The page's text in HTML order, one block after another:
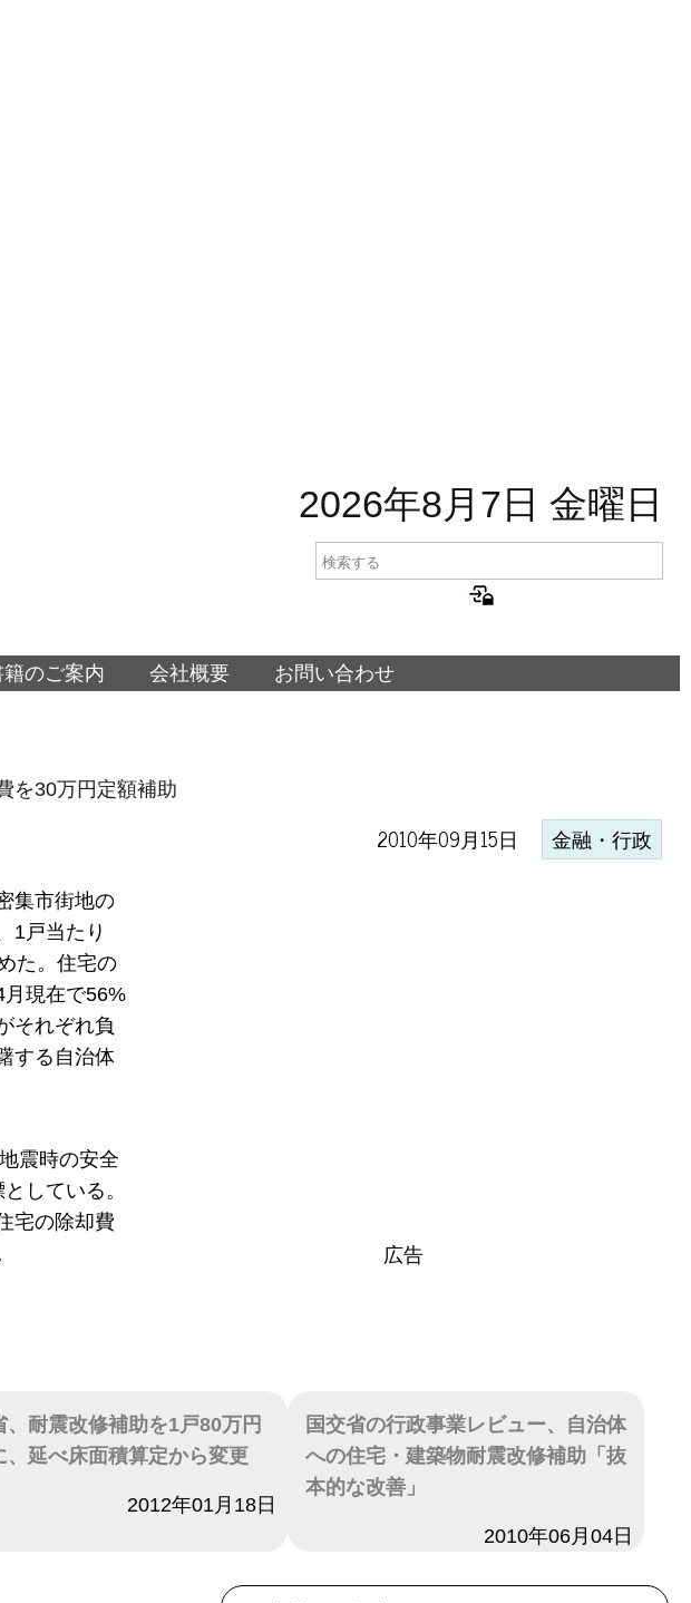
2026年8月7日 金曜日
籍のご案内 会社概要 お問い合わせ
を30万円定額補助
2010年09月15日 金融・行政
広告
集市街地の
1戸当たり
た。住宅の
現在で56%
それぞれ負
する自治体
震時の安全
している。
宅の除却費
、耐震改修補助を1戸80万円
、延べ床面積算定から変更
2012年01月18日
国交省の行政事業レビュー、自治体
への住宅・建築物耐震改修補助「抜
本的な改善」
2010年06月04日